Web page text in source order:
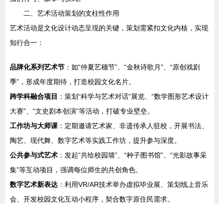
二、艺术活动策划的支柱性作用
艺术活动是文化设计动态呈现的关键，策划需紧扣文化内核，实现
知行合一：
品牌化系列艺术节 ：如“仲夏艺穗节”、“金秋诗歌月”、“原创戏剧
季”，形成年度期待，打造校园文化名片。
跨学科融合项目 ：策划“科学与艺术对话”展览、“数学图形艺术设计
大赛”、“文史剧本创演”等活动，打破专业壁垒。
工作坊与大师课：定期邀请艺术家、非遗传承人驻校，开展书法、
陶艺、现代舞、数字艺术等实践工作坊，提升参与深度。
公共参与式艺术 ：发起“共绘校园墙”、“种子图书馆”、“光影故事采
集”等互动项目，强调每位师生的共创角色。
数字艺术新表达 ：利用VR/AR技术举办虚拟毕业展、策划线上音乐
会、开发校园文化互动小程序，契合数字原住民需求。